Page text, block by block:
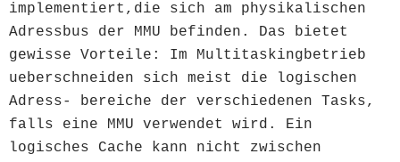
implementiert,die sich am physikalischen
Adressbus der MMU befinden. Das bietet
gewisse Vorteile: Im Multitaskingbetrieb
ueberschneiden sich meist die logischen
Adress- bereiche der verschiedenen Tasks,
falls eine MMU verwendet wird. Ein
logisches Cache kann nicht zwischen